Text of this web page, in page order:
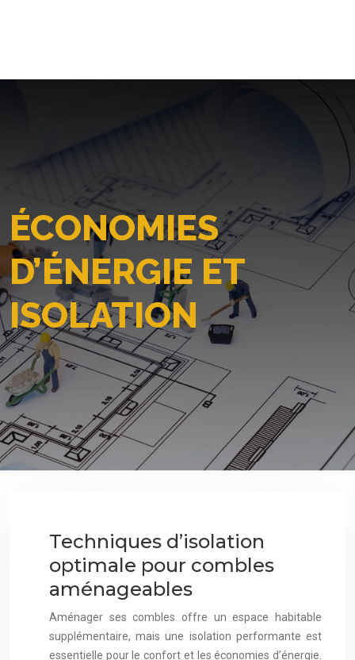
ÉCONOMIES
D’ÉNERGIE ET
ISOLATION
Techniques d’isolation
optimale pour combles
aménageables
Aménager ses combles offre un espace habitable
supplémentaire, mais une isolation performante est
essentielle pour le confort et les économies d’énergie.